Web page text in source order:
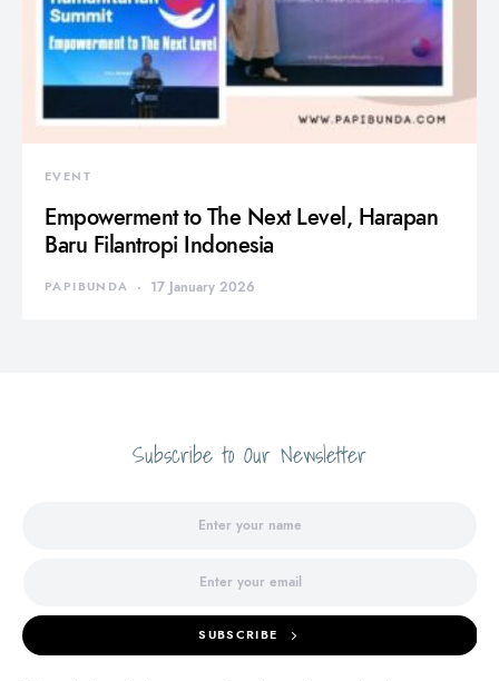
EVENT
Empowerment to The Next Level, Harapan
Baru Filantropi Indonesia
PAPIBUNDA 17 January 2026
Subscribe to Our Newsletter
SUBSCRIBE